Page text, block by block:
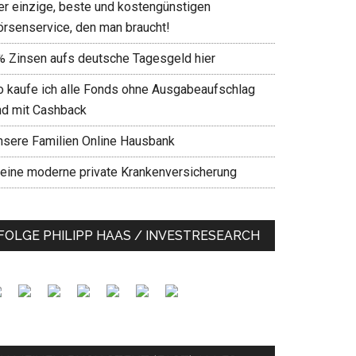
einzige, beste und kostengünstigen
den man braucht!
Zinsen aufs deutsche Tagesgeld hier
kaufe ich alle Fonds ohne Ausgabeaufschlag
mit Cashback
Familien Online Hausbank
moderne private Krankenversicherung
FOLGE PHILIPP HAAS / INVESTRESEARCH